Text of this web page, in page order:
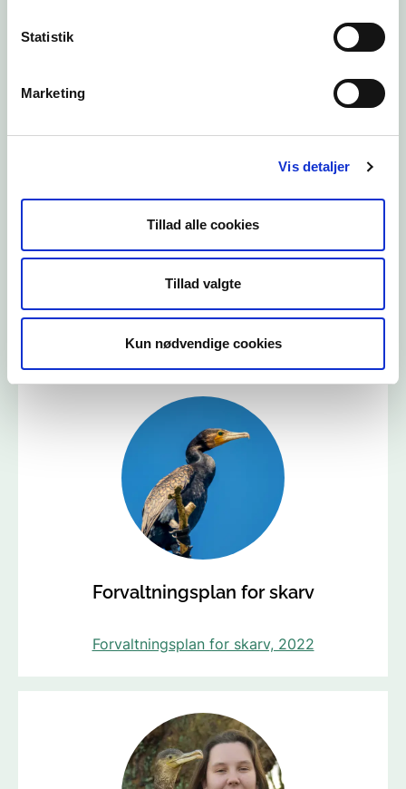
Statistik
Marketing
Vis detaljer
Tillad alle cookies
Tillad valgte
Kun nødvendige cookies
Skarven som art
Forvaltningsplan for skarv
Forvaltningsplan for skarv, 2022